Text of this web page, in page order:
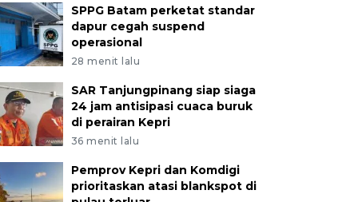
SPPG Batam perketat standar
dapur cegah suspend
operasional
28 menit lalu
SAR Tanjungpinang siap siaga
24 jam antisipasi cuaca buruk
di perairan Kepri
36 menit lalu
Pemprov Kepri dan Komdigi
prioritaskan atasi blankspot di